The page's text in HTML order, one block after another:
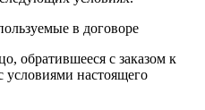
в договоре
обратившееся с заказом к
условиями настоящего